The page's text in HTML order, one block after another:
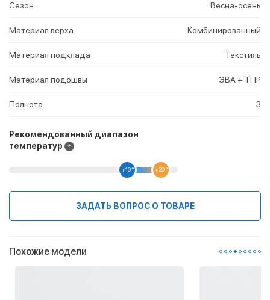
Сезон Весна-осень
Материал верха Комбинированный
Материал подклада Текстиль
Материал подошвы ЭВА + ТПР
Полнота 3
Рекомендованный диапазон
температур
+10 ° +20 °
ЗАДАТЬ ВОПРОС О ТОВАРЕ
Похожие модели